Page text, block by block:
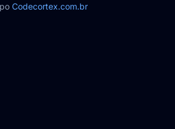
Codecortex.com.br